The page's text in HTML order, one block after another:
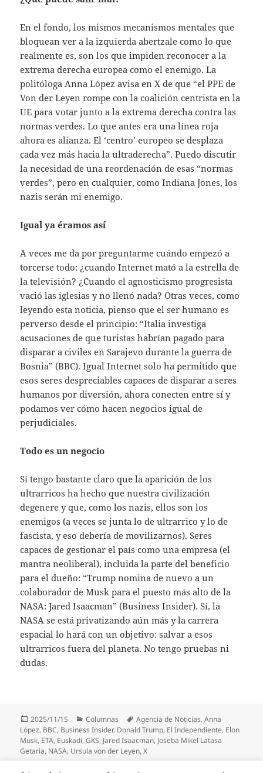
En el fondo, los mismos mecanismos mentales que
bloquean ver a la izquierda abertzale como lo que
realmente es, son los que impiden reconocer a la
extrema derecha europea como el enemigo. La
politóloga Anna López avisa en X de que “el PPE de
Von der Leyen rompe con la coalición centrista en la
UE para votar junto a la extrema derecha contra las
normas verdes. Lo que antes era una línea roja
ahora es alianza. El ‘centro’ europeo se desplaza
cada vez más hacia la ultraderecha”. Puedo discutir
la necesidad de una reordenación de esas “normas
verdes”, pero en cualquier, como Indiana Jones, los
nazis serán mi enemigo.
Igual ya éramos así
A veces me da por preguntarme cuándo empezó a
torcerse todo: ¿cuando Internet mató a la estrella de
la televisión? ¿Cuando el agnosticismo progresista
vació las iglesias y no llenó nada? Otras veces, como
leyendo esta noticia, pienso que el ser humano es
perverso desde el principio: “Italia investiga
acusaciones de que turistas habrían pagado para
disparar a civiles en Sarajevo durante la guerra de
Bosnia” (BBC). Igual Internet solo ha permitido que
esos seres despreciables capaces de disparar a seres
humanos por diversión, ahora conecten entre sí y
podamos ver cómo hacen negocios igual de
perjudiciales.
Todo es un negocio
Sí tengo bastante claro que la aparición de los
ultrarricos ha hecho que nuestra civilización
degenere y que, como los nazis, ellos son los
enemigos (a veces se junta lo de ultrarrico y lo de
fascista, y eso debería de movilizarnos). Seres
capaces de gestionar el país como una empresa (el
mantra neoliberal), incluida la parte del beneficio
para el dueño: “Trump nomina de nuevo a un
colaborador de Musk para el puesto más alto de la
NASA: Jared Isaacman” (Business Insider). Sí, la
NASA se está privatizando aún más y la carrera
espacial lo hará con un objetivo: salvar a esos
ultrarricos fuera del planeta. No tengo pruebas ni
dudas.
Publicado
el
2025/11/15 Categorías
Columnas Etiquetas
Agencia de Noticias,Anna
López, BBC, Business Insider, Donald Trump, El Independiente, Elon
Musk, ETA, Euskadi,GKS, Jared Isaacman, Joseba Mikel Latasa
Getaria, NASA, Ursula von der Leyen,X